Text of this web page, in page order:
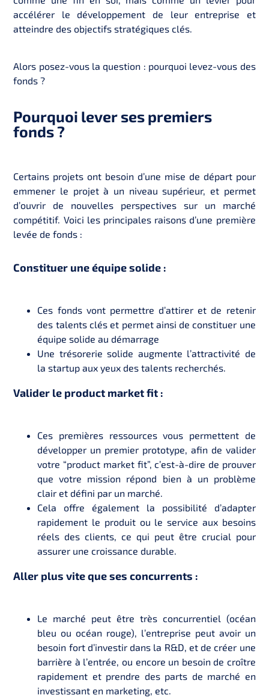
accélérer le développement de leur entreprise et
atteindre des objectifs stratégiques clés.
Alors posez-vous la question : pourquoi levez-vous des
fonds ?
Pourquoi lever ses premiers
fonds ?
Certains projets ont besoin d’une mise de départ pour
emmener le projet à un niveau supérieur, et permet
d’ouvrir de nouvelles perspectives sur un marché
compétitif. Voici les principales raisons d’une première
levée de fonds :
Constituer une équipe solide :
Ces fonds vont permettre d’attirer et de retenir
des talents clés et permet ainsi de constituer une
équipe solide au démarrage
Une trésorerie solide augmente l’attractivité de
la startup aux yeux des talents recherchés.
Valider le product market fit :
Ces premières ressources vous permettent de
développer un premier prototype, afin de valider
votre “product market fit”, c’est-à-dire de prouver
que votre mission répond bien à un problème
clair et défini par un marché.
Cela offre également la possibilité d’adapter
rapidement le produit ou le service aux besoins
réels des clients, ce qui peut être crucial pour
assurer une croissance durable.
Aller plus vite que ses concurrents :
Le marché peut être très concurrentiel (océan
bleu ou océan rouge), l’entreprise peut avoir un
besoin fort d’investir dans la R&D, et de créer une
barrière à l’entrée, ou encore un besoin de croître
rapidement et prendre des parts de marché en
investissant en marketing, etc.